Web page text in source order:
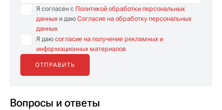
Я согласен с Политикой обработки персональных
данных и даю Согласие на обработку персональных
данных
Я даю согласие на получение рекламных и
информационных материалов
Вопросы и ответы